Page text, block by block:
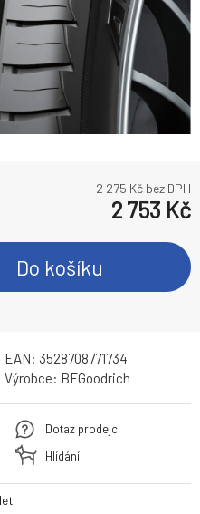
2 275 Kč bez DPH
2 753 Kč
Do košíku
EAN: 3528708771734
Výrobce: BFGoodrich
Dotaz prodejci
Hlídání